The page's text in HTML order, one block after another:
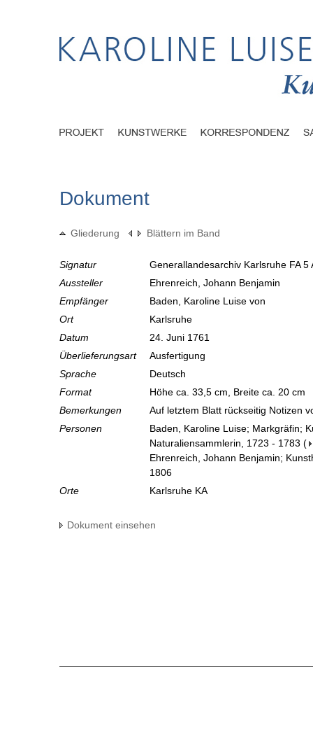
Dokument
Gliederung Blättern im Band
Signatur
Generallandesarchiv Karlsruhe FA
Aussteller
Ehrenreich, Johann Benjamin
Empfänger
Baden, Karoline Luise von
Ort
Karlsruhe
Datum
24. Juni 1761
Überlieferungsart
Ausfertigung
Sprache
Deutsch
Format
Höhe ca. 33,5 cm, Breite ca. 20 cm
Bemerkungen
Auf letztem Blatt rückseitig Notizen
Personen
Baden, Karoline Luise; Markgräfin;
Naturaliensammlerin, 1723 - 1783 (
Ehrenreich, Johann Benjamin;
1806
Orte
Karlsruhe KA
Dokument einsehen